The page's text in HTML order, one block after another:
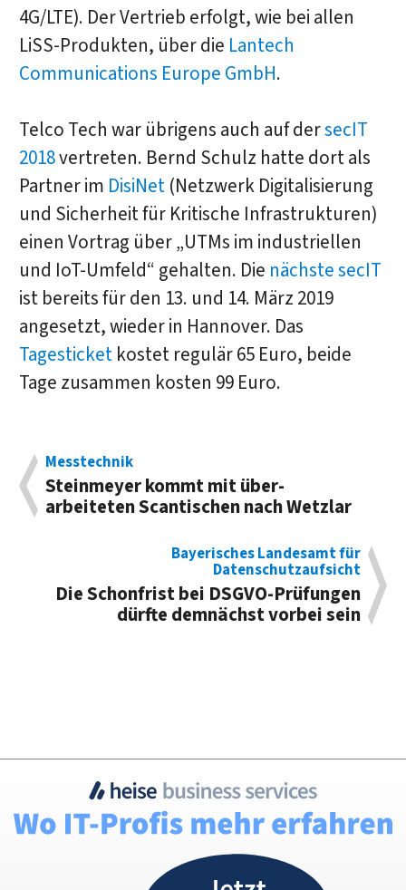
4G/LTE). Der Vertrieb erfolgt, wie bei allen
LiSS-Produkten, über die Lantech
Communications Europe GmbH.
Telco Tech war übrigens auch auf dersecIT
2018vertreten. Bernd Schulz hatte dort als
Partner im DisiNet(Netzwerk Digitalisierung
und Sicherheit für Kritische Infrastrukturen)
einen Vortrag über „UTMs im industriellen
und IoT-Umfeld“ gehalten. Die nächste secIT
ist bereits für den 13. und 14. März 2019
angesetzt, wieder in Hannover. Das
Tagesticketkostet regulär 65 Euro, beide
Tage zusammen kosten 99 Euro.
Messtechnik
Steinmeyer kommt mit über­
arbeiteten Scan­tischen nach Wetzlar
Bayerisches Landesamt für
Datenschutzaufsicht
Die Schon­frist bei DSGVO-Prüfungen
dürf­te dem­nächst vorbei sein